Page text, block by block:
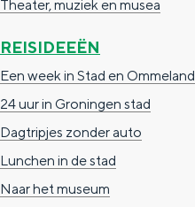
Theater, muziek en musea
REISIDEEËN
Een week in Stad en Ommeland
24 uur in Groningen stad
Dagtripjes zonder auto
Lunchen in de stad
Naar het museum